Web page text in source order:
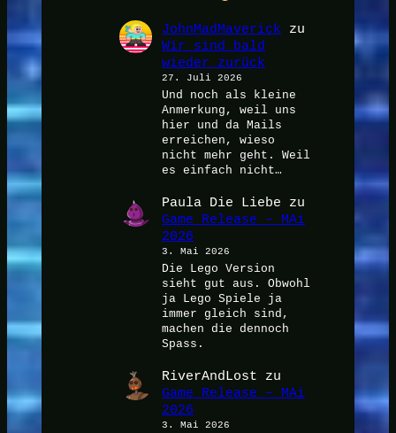
JohnMadMaverick zu
Wir sind bald
wieder zurück
27. Juli 2026
Und noch als kleine
Anmerkung, weil uns
hier und da Mails
erreichen, wieso
nicht mehr geht. Weil
es einfach nicht…
Paula Die Liebe zu
Game Release – MAi
2026
3. Mai 2026
Die Lego Version
sieht gut aus. Obwohl
ja Lego Spiele ja
immer gleich sind,
machen die dennoch
Spass.
RiverAndLost zu
Game Release – MAi
2026
3. Mai 2026